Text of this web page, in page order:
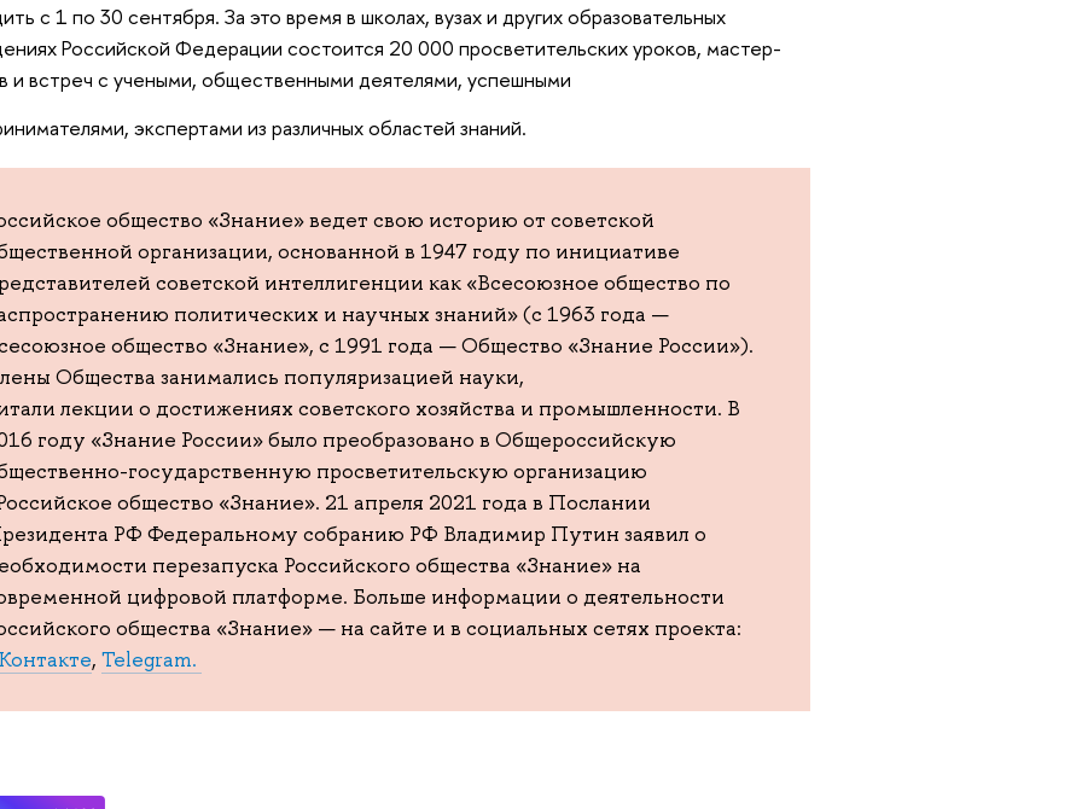
с 1 по 30 сентября. За это время в школах, вузах и других образовательных
Российской Федерации состоится 20 000 просветительских уроков, мастер-
и встреч с учеными, общественными деятелями, успешными
экспертами из различных областей знаний.
общество «Знание» ведет свою историю от советской
организации, основанной в 1947 году по инициативе
советской интеллигенции как «Всесоюзное общество по
политических и научных знаний» (с 1963 года —
общество «Знание», с 1991 года — Общество «Знание России»).
Общества занимались популяризацией науки,
лекции о достижениях советского хозяйства и промышленности. В
году «Знание России» было преобразовано в Общероссийскую
государственную просветительскую организацию
общество «Знание». 21 апреля 2021 года в Послании
РФ Федеральному собранию РФ Владимир Путин заявил о
перезапуска Российского общества «Знание» на
цифровой платформе. Больше информации о деятельности
общества «Знание» — на сайте и в социальных сетях проекта:
,Telegram.